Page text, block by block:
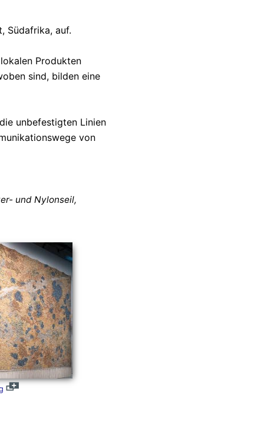
Südafrika, auf.
Produkten
sind, bilden eine
unbefestigten Linien
von
und Nylonseil,